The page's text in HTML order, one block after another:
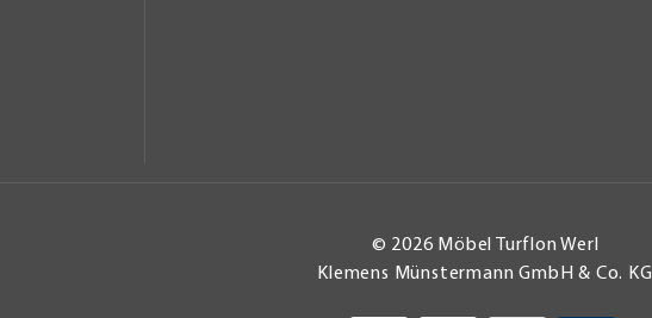
© 2026 Möbel Turflon Werl
Klemens Münstermann GmbH & Co. KG